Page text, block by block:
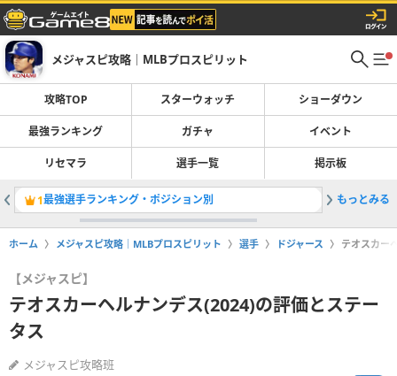
メジャスピ攻略｜MLBプロスピリット
攻略TOP スターウォッチ ショーダウン
最強ランキング ガチャ イベント
リセマラ 選手一覧 掲示板
1最強選手ランキング・ポジション別 2レジェ
もっとみる
ホーム メジャスピ攻略｜MLBプロスピリット 選手 ドジャース テオスカー
【メジャスピ】
テオスカーヘルナンデス(2024)の評価とステー
タス
メジャスピ攻略班